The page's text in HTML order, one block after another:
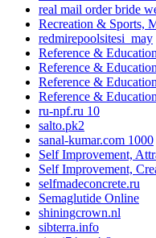
real mail order bride
Recreation & Sports,
redmirepoolsitesi_may
Reference &
Reference &
Reference &
Reference &
ru-npf.ru 10
salto.pk2
sanal-kumar.com 1000
Self Improvement,
Self Improvement,
selfmadeconcrete.ru
Semaglutide Online
shiningcrown.nl
sibterra.info